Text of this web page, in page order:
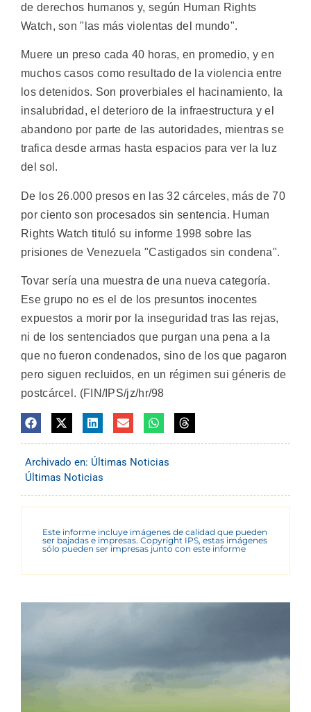
de derechos humanos y, según Human Rights
Watch, son "las más violentas del mundo".
Muere un preso cada 40 horas, en promedio, y en
muchos casos como resultado de la violencia entre
los detenidos. Son proverbiales el hacinamiento, la
insalubridad, el deterioro de la infraestructura y el
abandono por parte de las autoridades, mientras se
trafica desde armas hasta espacios para ver la luz
del sol.
De los 26.000 presos en las 32 cárceles, más de 70
por ciento son procesados sin sentencia. Human
Rights Watch tituló su informe 1998 sobre las
prisiones de Venezuela "Castigados sin condena".
Tovar sería una muestra de una nueva categoría.
Ese grupo no es el de los presuntos inocentes
expuestos a morir por la inseguridad tras las rejas,
ni de los sentenciados que purgan una pena a la
que no fueron condenados, sino de los que pagaron
pero siguen recluidos, en un régimen sui géneris de
postcárcel. (FIN/IPS/jz/hr/98
Archivado en: Últimas Noticias
Últimas Noticias
Este informe incluye imágenes de calidad que pueden
ser bajadas e impresas. Copyright IPS, estas imágenes
sólo pueden ser impresas junto con este informe